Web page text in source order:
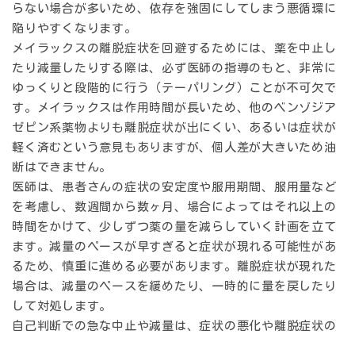
らない場合が多いため、依存を強固にしてしまう悪循環に
陥りやすくなります。
メイラックスの離脱症状を回避するためには、 薬を中止し
たり減量したりする際は、必ず医師の指導のもと、非常に
ゆっくりと段階的に行う（テーパリング）
ことが不可欠で
す。メイラックスは作用時間が長いため、他のベンゾジア
ゼピン系薬物よりも離脱症状が出にくい、あるいは症状が
軽く済むという意見もありますが、個人差が大きいため油
断はできません。
医師は、患者さんの症状の安定度や服用期間、服用量など
を考慮し、数週間から数ヶ月、場合によってはそれ以上の
時間をかけて、少しずつ薬の量を減らしていく計画を立て
ます。減量のペースが早すぎると症状が現れる可能性があ
るため、慎重に進める必要があります。離脱症状が現れた
場合は、減量のペースを緩めたり、一時的に量を戻したり
して対処します。
自己判断での急な中止や減量は、症状の悪化や離脱症状の